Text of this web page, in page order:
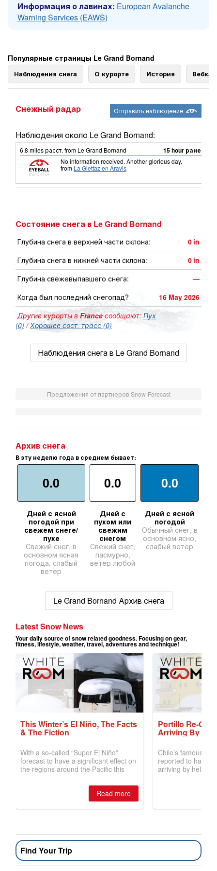
Информация о лавинах: European Avalanche
Warning Services (EAWS)
Популярные страницы Le Grand Bornand
Наблюдения снега О курорте История
Снежный радар Отправить наблюдение
Наблюдения около Le Grand Bornand:
6.8 milesрасст. from Le Grand Bornand 15 hour ранее
No information received. Another glorious day.
from La Giettaz en Aravis
Состояние снега в Le Grand Bornand
Глубина снега в верхней части склона: 0 in
Глубина снега в нижней части склона:
0 in
Глубина свежевыпавшего снега:
—
Когда был последний снегопад?
16 May 2026
Другие курорты вFrance сообщают: Пух
(0) /Хорошее сост. трасс (0)
Наблюдения снега в Le Grand Bornand
Предложения от партнеров Snow-Forecast
Архив снега
В эту неделю года в среднем бывает:
0.0
Дней с ясной
погодой при
свежем снеге/
пухе
Свежий снег, в
основном ясная
погода, слабый
ветер
0.0
Дней с
пухом или
свежим
снегом
Свежий снег,
пасмурно,
ветер любой
0.0
Дней с ясной
погодой
Обычный снег, в
основном ясно,
слабый ветер
Le Grand Bornand Архив снега
Find Your Trip